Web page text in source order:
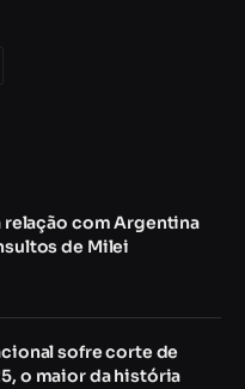
relação com Argentina
de Milei
sofre corte de
o maior da história